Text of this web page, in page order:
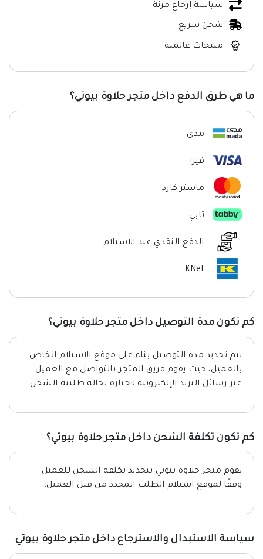
سياسة إرجاع مرنة
شحن سريع
منتجات عالمية
ما هي طرق الدفع داخل متجر حلاوة بيوتي؟
مدى
فيزا
ماستر كارد
تابي
الدفع النقدي عند الاستلام
KNet
كم تكون مدة التوصيل داخل متجر حلاوة بيوتي؟
يتم تحديد مدة التوصيل بناء على موقع الاستلام الخاص
بالعميل، حيث يقوم فريق المتجر بالتواصل مع العميل
عبر رسائل البريد الإلكترونية لاخباره بحالة طلبية الشحن.
كم تكون تكلفة الشحن داخل متجر حلاوة بيوتي؟
يقوم متجر حلاوة بيوتي بتحديد تكلفة الشحن للعميل
وفقًا لموقع استلام الطلب المحدد من قبل العميل.
سياسة الاستبدال والاسترجاع داخل متجر حلاوة بيوتي